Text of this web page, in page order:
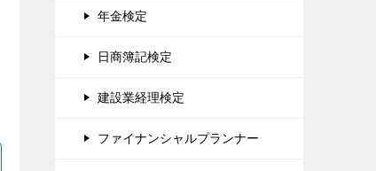
年金検定
日商簿記検定
建設業経理検定
ファイナンシャルプランナー